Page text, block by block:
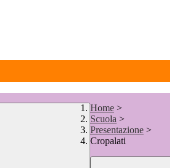
Home >
Scuola >
Presentazione >
Cropalati